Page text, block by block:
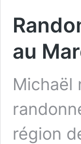
au
Michaël
région